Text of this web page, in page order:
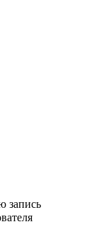
запись